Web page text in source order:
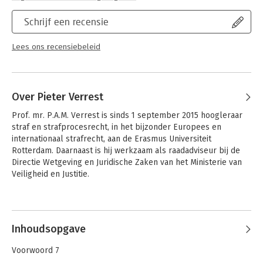
Serie:
Vrije reeks
Schrijf een recensie
Lees ons recensiebeleid
Over Pieter Verrest
Prof. mr. P.A.M. Verrest is sinds 1 september 2015 hoogleraar
straf en strafprocesrecht, in het bijzonder Europees en
internationaal strafrecht, aan de Erasmus Universiteit
Rotterdam. Daarnaast is hij werkzaam als raadadviseur bij de
Directie Wetgeving en Juridische Zaken van het Ministerie van
Veiligheid en Justitie.
Andere boeken door Pieter Verrest
Inhoudsopgave
Voorwoord 7